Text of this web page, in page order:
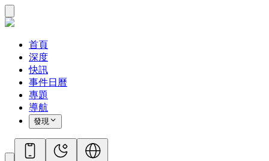
首頁
深度
快訊
事件日曆
專題
導航
發現